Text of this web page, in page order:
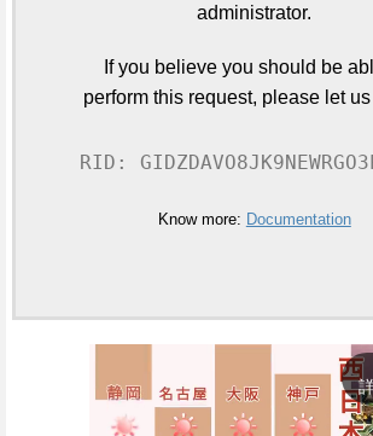
administrator.
If you believe you should be
perform this request, please let
RID:
Know more: Documentation